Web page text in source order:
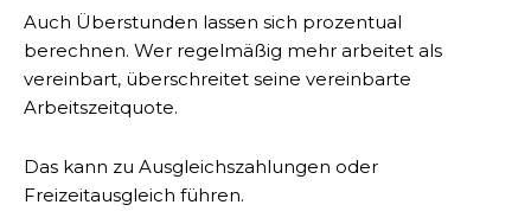
Auch Überstunden lassen sich prozentual
berechnen. Wer regelmäßig mehr arbeitet als
vereinbart, überschreitet seine vereinbarte
Arbeitszeitquote.
Das kann zu Ausgleichszahlungen oder
Freizeitausgleich führen.